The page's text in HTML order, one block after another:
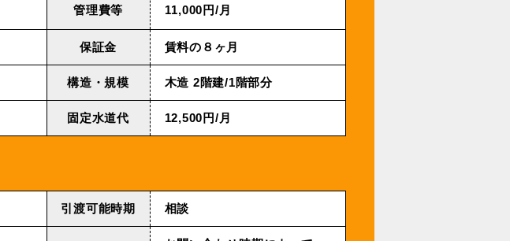
管理費等 11,000円/⽉
保証金 賃料の８ヶ月
構造・規模 ⽊造 2階建/1階部分
固定⽔道代 12,500円/⽉
引渡可能時期 相談